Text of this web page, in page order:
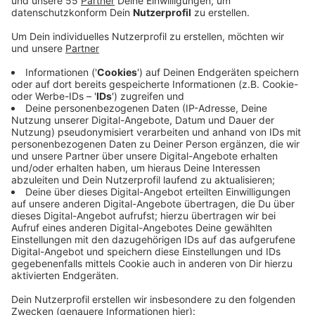
Anzeige
einen Notfallplan Gas erstellen. Er soll ab August
umgesetzt werden. Schon jetzt seien alle Bereiche
der Stadtverwaltung dazu aufgefordert,
Möglichkeiten für Einsparungen bei Strom und Gas zu
definieren, heißt es aus dem Krefelder Rathaus. Die
SWK weisen darauf hin: Was wir jetzt sparen, haben wir
als Reserve für den Winter. Und dabei müssen alle
mitmachen. Die Haushalte - aber auch die
Unternehmen. Die Betriebe verbrauchen in den
Sommermonaten aktuell die meiste Energie. Das
ändert sich dann wieder mit Beginn der Heizperiode.
Die SWK haben jetzt Gespräche mit den großen
Unternehmen aufgenommen, um eine
Energiereduzierung gerecht auf alle zu verteilen.